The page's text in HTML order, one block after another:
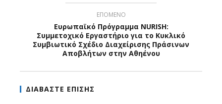
ΕΠΟΜΕΝΟ
Ευρωπαϊκό Πρόγραμμα NURISH:
Συμμετοχικό Εργαστήριο για το Κυκλικό
Συμβιωτικό Σχέδιο Διαχείρισης Πράσινων
Αποβλήτων στην Αθηένου
ΔΙΑΒΑΣΤΕ ΕΠΙΣΗΣ